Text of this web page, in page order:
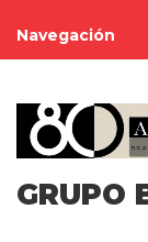
Navegación
Nuestra
Fundadores
GRUPO